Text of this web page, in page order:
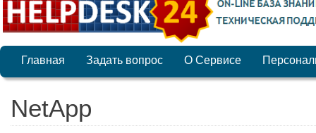
Главная Задать вопрос О Сервисе
NetApp